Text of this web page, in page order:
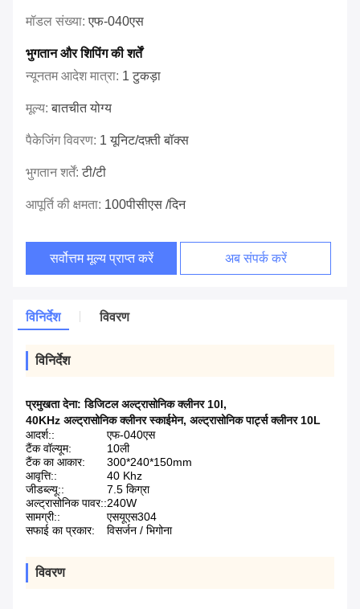
मॉडल संख्या:एफ-040एस
भुगतान और शिपिंग की शर्तें
न्यूनतम आदेश मात्रा: 1 टुकड़ा
मूल्य:बातचीत योग्य
पैकेजिंग विवरण: 1 यूनिट/दफ़्ती बॉक्स
भुगतान शर्तें:टी/टी
आपूर्ति की क्षमता: 100पीसीएस /दिन
सर्वोत्तम मूल्य प्राप्त करें अब संपर्क करें
विनिर्देश विवरण
विनिर्देश
प्रमुखता देना:डिजिटल अल्ट्रासोनिक क्लीनर 10l,
40KHz अल्ट्रासोनिक क्लीनर स्काईमेन, अल्ट्रासोनिक पार्ट्स क्लीनर 10L
आदर्श::
एफ-040एस
टैंक वॉल्यूम:
10ली
टैंक का आकार:
300*240*150mm
आवृत्ति::
40 Khz
जीडब्ल्यू::
7.5 किग्रा
अल्ट्रासोनिक पावर::240W
सामग्री::
एसयूएस304
सफाई का प्रकार:
विसर्जन / भिगोना
विवरण